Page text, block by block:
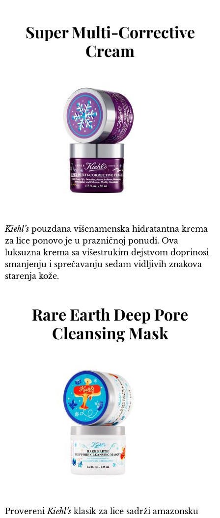
Super Multi-Corrective
Cream
Kiehl’s pouzdana višenamenska hidratantna krema
za lice ponovo je u prazničnoj ponudi. Ova
luksuzna krema sa višestrukim dejstvom doprinosi
smanjenju i sprečavanju sedam vidljivih znakova
starenja kože.
Rare Earth Deep Pore
Cleansing Mask
Provereni Kiehl’s klasik za lice sadrži amazonsku